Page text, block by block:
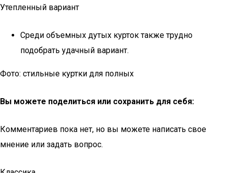
Утепленный вариант
Среди объемных дутых курток также трудно
подобрать удачный вариант.
Фото: стильные куртки для полных
Вы можете поделиться или сохранить для себя:
Комментариев пока нет, но вы можете написать свое
мнение или задать вопрос.